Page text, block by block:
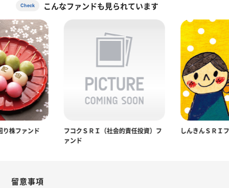
Check こんなファンドも見られています
り株ファンド
フコクＳＲＩ（社会的責任投資）フ
ァンド
しんきんＳＲＩ
留意事項